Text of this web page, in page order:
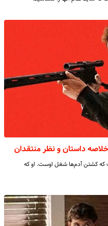
داستان و نظر منتقدان
که کشتن آدم‌ها شغل اوست. او که